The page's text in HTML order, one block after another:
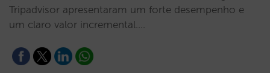
Tripadvisor apresentaram um forte desempenho e
um claro valor incremental.…